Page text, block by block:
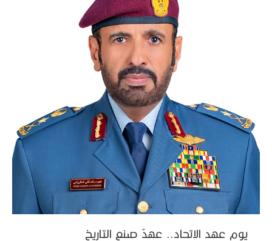
يوم عهد الاتحاد.. عهدٌ صنع التاريخ